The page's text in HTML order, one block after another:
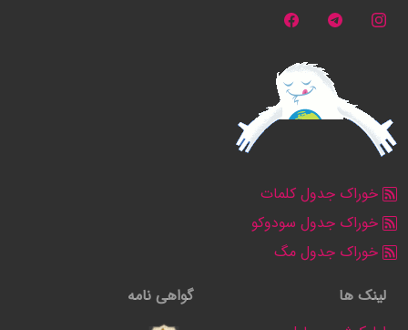
خوراک جدول کلمات
خوراک جدول سودوکو
خوراک جدول مگ
لینک ها
گواهی نامه